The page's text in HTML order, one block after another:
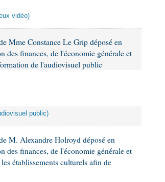
vidéo)
Mme Constance Le Grip déposé en
des finances, de l'économie générale et
de l'audiovisuel public
public)
M. Alexandre Holroyd déposé en
des finances, de l'économie générale et
établissements culturels afin de